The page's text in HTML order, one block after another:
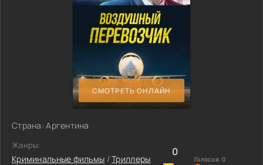
СМОТРЕТЬ ОНЛАЙН
Страна: Аргентина
Жанры:
Криминальные фильмы /Триллеры
0
Голосов: 0